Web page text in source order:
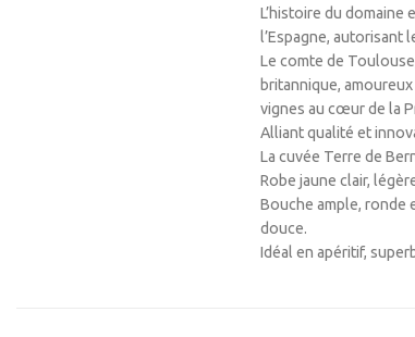
L’histoire du domaine
l’Espagne, autorisant
Le comte de
britannique,
vignes au cœur de la
Alliant qualité et
La cuvée Terre de
Robe jaune clair,
Bouche ample, ronde
douce.
Idéal en apéritif,